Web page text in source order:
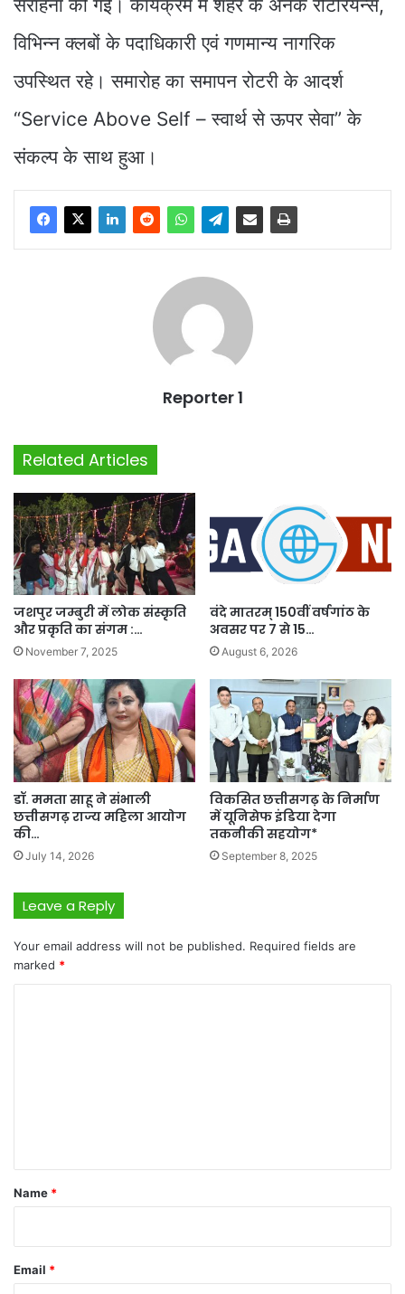
सराहना की गई। कार्यक्रम में शहर के अनेक रोटेरियन्स,
विभिन्न क्लबों के पदाधिकारी एवं गणमान्य नागरिक
उपस्थित रहे। समारोह का समापन रोटरी के आदर्श
“Service Above Self – स्वार्थ से ऊपर सेवा” के
संकल्प के साथ हुआ।
Reporter 1
Related Articles
जशपुर जम्बुरी में लोक संस्कृति
और प्रकृति का संगम :…
November 7, 2025
वंदे मातरम् 150वीं वर्षगांठ के
अवसर पर 7 से 15…
August 6, 2026
डॉ. ममता साहू ने संभाली
छत्तीसगढ़ राज्य महिला आयोग
की…
July 14, 2026
विकसित छत्तीसगढ़ के निर्माण
में यूनिसेफ इंडिया देगा
तकनीकी सहयोग*
September 8, 2025
Leave a Reply
Your email address will not be published. Required fields are
marked *
*
Name *
Email *